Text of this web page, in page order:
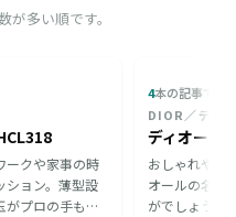
多い順です。
ークや家事の時
ション。薄型設
がプロの手もみ
4本の記事で選
DIOR／ディ
ディオール
おしゃれや美
オールの名品
がでしょうか